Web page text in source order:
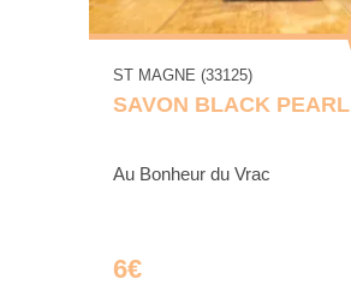
ST MAGNE (33125)
SAVON BLACK PEARL
Au Bonheur du Vrac
6€